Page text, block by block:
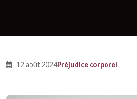
12 août 2024Préjudice corporel